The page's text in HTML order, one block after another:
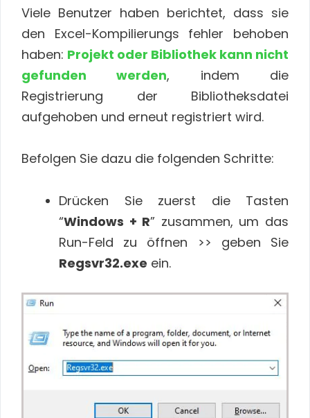
Viele Benutzer haben berichtet, dass sie
den Excel-Kompilierungs fehler behoben
haben: Projekt oder Bibliothek kann nicht
gefunden werden, indem die
Registrierung der Bibliotheksdatei
aufgehoben und erneut registriert wird.
Befolgen Sie dazu die folgenden Schritte:
Drücken Sie zuerst die Tasten
“Windows + R” zusammen, um das
Run-Feld zu öffnen >> geben Sie
Regsvr32.exe ein.